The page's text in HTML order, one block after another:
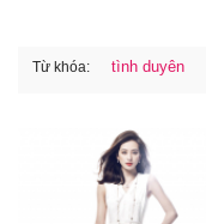
Từ khóa: tình duyên